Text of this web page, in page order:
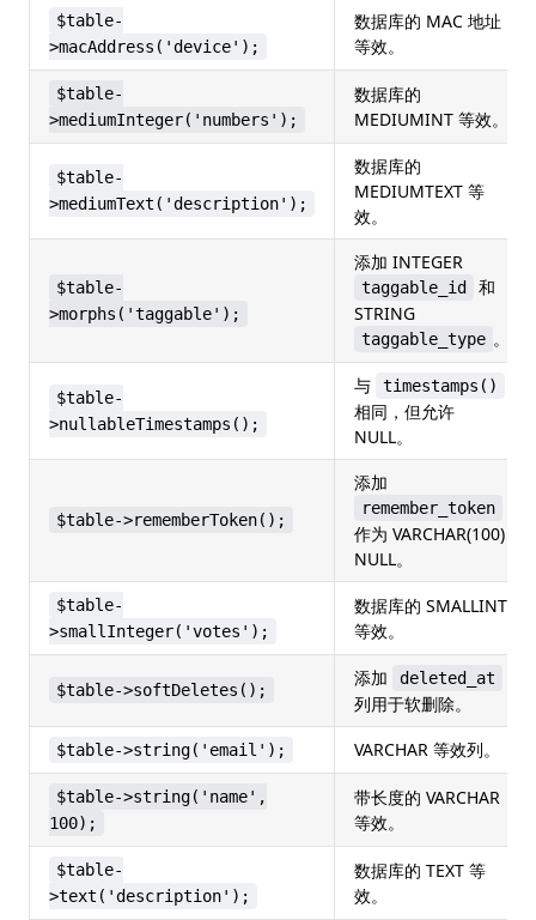
$table-
>macAddress('device');
数据库的 MAC 地址
等效。
$table-
>mediumInteger('numbers');
数据库的
MEDIUMINT 等效。
$table-
>mediumText('description');
数据库的
MEDIUMTEXT 等
效。
$table-
>morphs('taggable');
添加 INTEGER
taggable_id
和
STRING
taggable_type 。
$table-
>nullableTimestamps();
与 timestamps()
相同，但允许
NULL。
$table->rememberToken();
添加
remember_token
作为 VARCHAR(100)
NULL。
$table-
>smallInteger('votes');
数据库的 SMALLINT
等效。
$table->softDeletes();
添加 deleted_at
列用于软删除。
$table->string('email'); VARCHAR 等效列。
$table->string('name',
100);
带长度的 VARCHAR
等效。
$table-
>text('description');
数据库的 TEXT 等
效。